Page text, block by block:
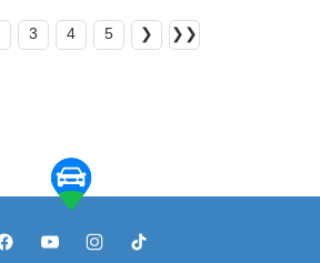
3 4 5 ❯ ❯❯